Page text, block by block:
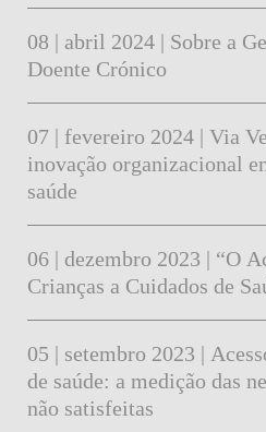
08 | abril 2024 | Sobre a
Doente Crónico
07 | fevereiro 2024 | Via
inovação organizacional
saúde
06 | dezembro 2023 | “O
Crianças a Cuidados de
05 | setembro 2023 |
de saúde: a medição das
não satisfeitas